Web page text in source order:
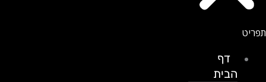
דף
הבית